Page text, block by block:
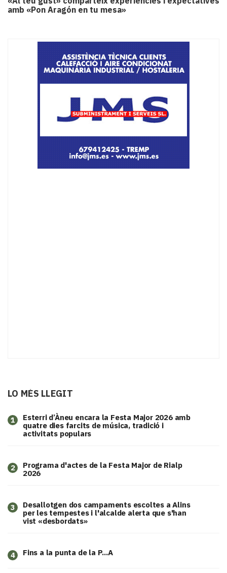
amb «Pon Aragón en tu mesa»
LO MÉS LLEGIT
1
Esterri d’Àneu encara la Festa Major 2026 amb
quatre dies farcits de música, tradició i
activitats populars
2
Programa d'actes de la Festa Major de Rialp
2026
3
​Desallotgen dos campaments escoltes a Alins
per les tempestes i l'alcalde alerta que s'han
vist «desbordats»
4 Fins a la punta de la P...A